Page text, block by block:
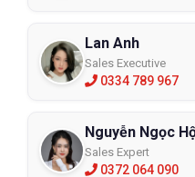
Lan Anh
Sales Executive
0334 789 967
Nguyễn Ngọc
Sales Expert
0372 064 090